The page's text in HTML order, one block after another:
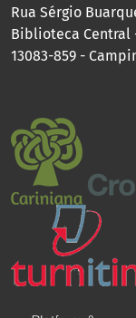
Rua Sérgio
Biblioteca Central
13083-859 -